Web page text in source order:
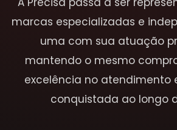
marcas especializadas e
uma com sua atuação
mantendo o mesmo
excelência no atendimento
conquistada ao longo